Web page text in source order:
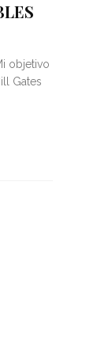
objetivo
Gates